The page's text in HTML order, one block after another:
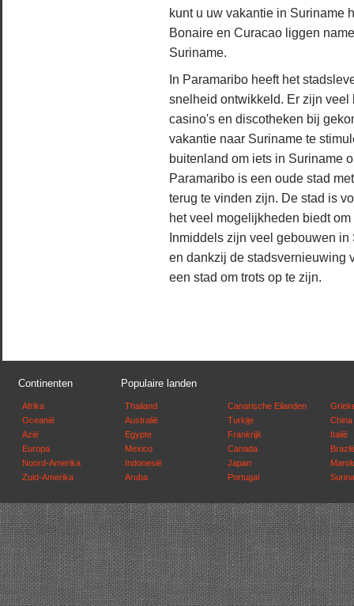
kunt u uw vakantie in Suriname
Bonaire en Curacao liggen
Suriname.
In Paramaribo heeft het
snelheid ontwikkeld. Er zijn veel
casino's en discotheken bij
vakantie naar Suriname te
buitenland om iets in Suriname
Paramaribo is een oude stad
terug te vinden zijn. De stad is
het veel mogelijkheden biedt
Inmiddels zijn veel gebouwen
en dankzij de stadsvernieuwing
een stad om trots op te zijn.
Continenten
Afrika
Oceanië
Azië
Europa
Noord-Amerika
Zuid-Amerika
Populaire landen
Thailand
Australië
Egypte
Mexico
Indonesië
Aruba
Canarische Eilanden
Turkije
Frankrijk
Canada
Japan
Portugal
China
Italië